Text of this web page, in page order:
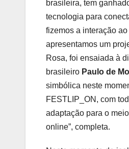
brasileira, tem
tecnologia para
fizemos a interação
apresentamos um
Rosa, foi ensaiada à
brasileiro Paulo de
simbólica neste
FESTLIP_ON, com
adaptação para o
online”, completa.